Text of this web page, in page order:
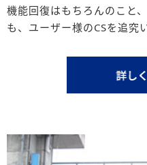
機能回復はもちろんのこと
も、ユーザー様のCSを追究